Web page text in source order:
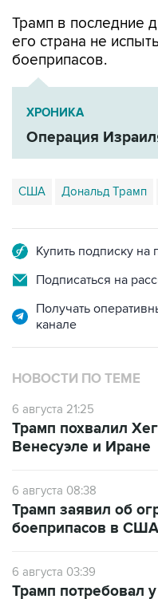
Трамп в последние
его страна не
боеприпасов.
ХРОНИКА
Операция
США Дональд Трамп
Купить подписку
Подписаться на
Получать
канале
НОВОСТИ ПО ТЕМЕ
6 августа 21:25
Трамп похвалил
Венесуэле и Иране
6 августа 08:38
Трамп заявил об
боеприпасов в США
6 августа 03:39
Трамп потребовал